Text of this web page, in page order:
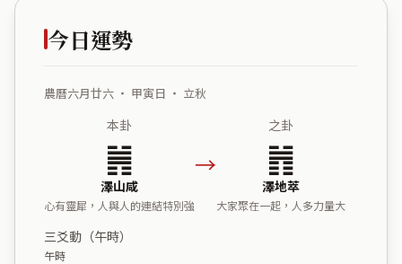
今日運勢
農曆六月廿六 ・ 甲寅日 ・ 立秋
本卦
䷞
澤山咸
心有靈犀，人與人的連結特別強
→
之卦
䷬
澤地萃
大家聚在一起，人多力量大
三爻動（午時）
午時